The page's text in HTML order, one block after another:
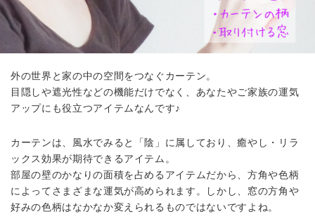
外の世界と家の中の空間をつなぐカーテン。
目隠しや遮光性などの機能だけでなく、あなたやご家族の運気
アップにも役立つアイテムなんです♪
カーテンは、風水でみると「陰」に属しており、癒やし・リラ
ックス効果が期待できるアイテム。
部屋の壁のかなりの面積を占めるアイテムだから、方角や色柄
によってさまざまな運気が高められます。しかし、窓の方角や
好みの色柄はなかなか変えられるものではないですよね。